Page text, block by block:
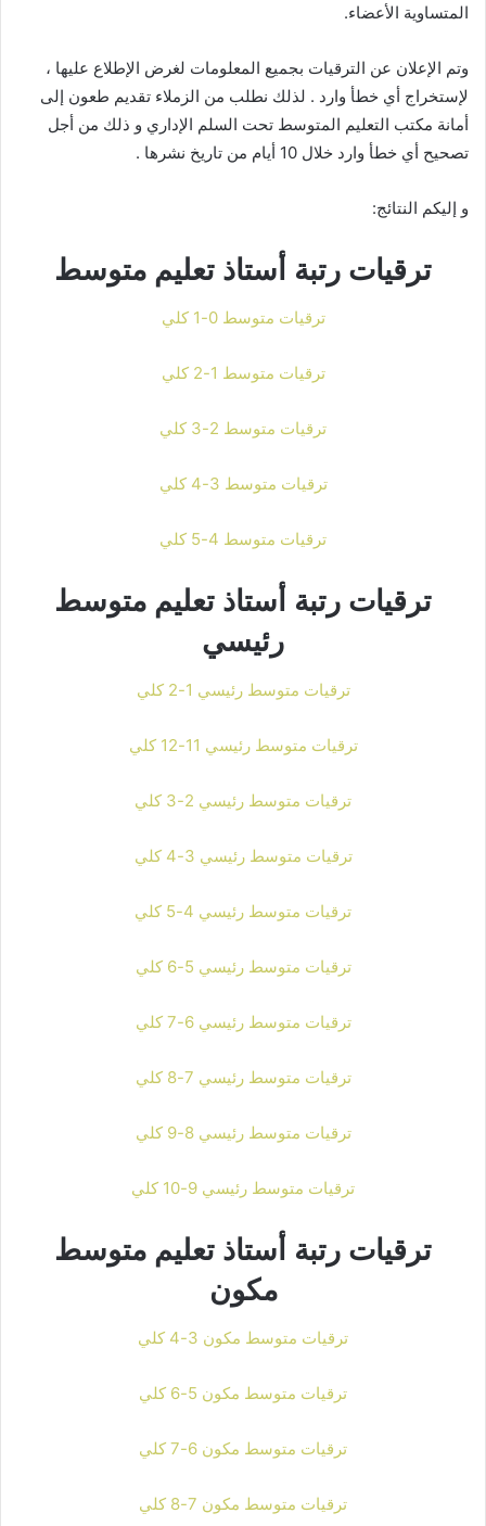
المتساوية الأعضاء.
وتم الإعلان عن الترقيات بجميع المعلومات لغرض الإطلاع عليها ،
لإستخراج أي خطأ وارد . لذلك نطلب من الزملاء تقديم طعون إلى
أمانة مكتب التعليم المتوسط تحت السلم الإداري و ذلك من أجل
تصحيح أي خطأ وارد خلال 10 أيام من تاريخ نشرها .
و إليكم النتائج:
ترقيات رتبة أستاذ تعليم متوسط
ترقيات متوسط 0-1 كلي
ترقيات متوسط 1-2 كلي
ترقيات متوسط 2-3 كلي
ترقيات متوسط 3-4 كلي
ترقيات متوسط 4-5 كلي
ترقيات رتبة أستاذ تعليم متوسط
رئيسي
ترقيات متوسط رئيسي 1-2 كلي
ترقيات متوسط رئيسي 11-12 كلي
ترقيات متوسط رئيسي 2-3 كلي
ترقيات متوسط رئيسي 3-4 كلي
ترقيات متوسط رئيسي 4-5 كلي
ترقيات متوسط رئيسي 5-6 كلي
ترقيات متوسط رئيسي 6-7 كلي
ترقيات متوسط رئيسي 7-8 كلي
ترقيات متوسط رئيسي 8-9 كلي
ترقيات متوسط رئيسي 9-10 كلي
ترقيات رتبة أستاذ تعليم متوسط
مكون
ترقيات متوسط مكون 3-4 كلي
ترقيات متوسط مكون 5-6 كلي
ترقيات متوسط مكون 6-7 كلي
ترقيات متوسط مكون 7-8 كلي